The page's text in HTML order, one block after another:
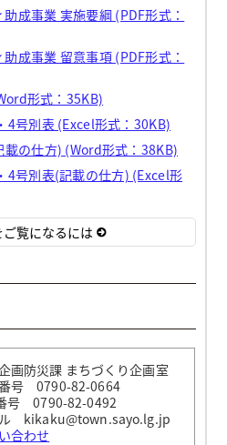
成事業 実施要綱 (PDF形式：
成事業 留意事項 (PDF形式：
形式：35KB)
4号別表 (Excel形式：30KB)
の仕方) (Word形式：38KB)
4号別表(記載の仕方) (Excel形
覧になるには
画防災課 まちづくり企画室
号 0790-82-0664
号 0790-82-0492
kikaku@town.sayo.lg.jp
合わせ